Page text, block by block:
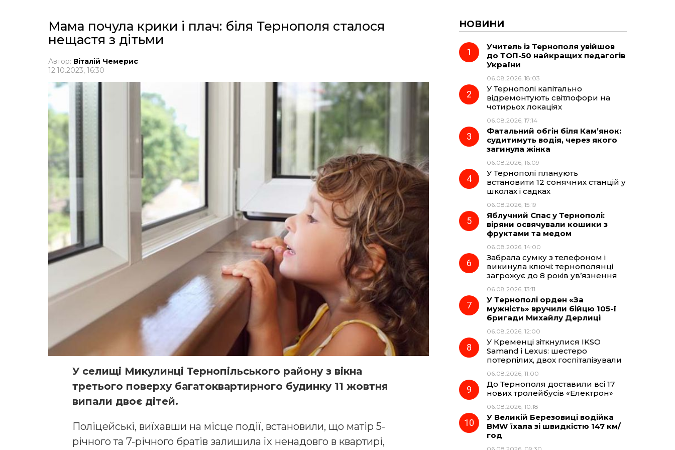
Мама почула крики і плач: біля Тернополя сталося
нещастя з дітьми
Автор: Віталій Чемерис
12.10.2023, 16:30
У селищі Микулинці Тернопільського району з вікна
третього поверху багатоквартирного будинку 11 жовтня
випали двоє дітей.
Поліцейські, виїхавши на місце події, встановили, що матір 5-
річного та 7-річного братів залишила їх ненадовго в квартирі,
НОВИНИ
Учитель із Тернополя увійшов
до ТОП-50 найкращих педагогів
України
06.08.2026, 18:03
У Тернополі капітально
відремонтують світлофори на
чотирьох локаціях
06.08.2026, 17:14
Фатальний обгін біля Кам’янок:
судитимуть водія, через якого
загинула жінка
06.08.2026, 16:09
У Тернополі планують
встановити 12 сонячних станцій у
школах і садках
06.08.2026, 15:19
Яблучний Спас у Тернополі:
віряни освячували кошики з
фруктами та медом
06.08.2026, 14:00
Забрала сумку з телефоном і
викинула ключі: тернополянці
загрожує до 8 років ув’язнення
06.08.2026, 13:11
У Тернополі орден «За
мужність» вручили бійцю 105-ї
бригади Михайлу Дерлиці
06.08.2026, 12:00
У Кременці зіткнулися IKSO
Samand і Lexus: шестеро
потерпілих, двох госпіталізували
06.08.2026, 11:00
До Тернополя доставили всі 17
нових тролейбусів «Електрон»
06.08.2026, 10:18
У Великій Березовиці водійка
BMW їхала зі швидкістю 147 км/
год